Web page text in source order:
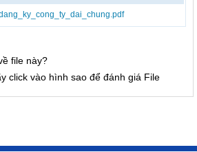
file này?
click vào hình sao để đánh giá File